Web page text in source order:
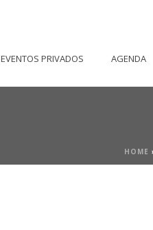
EVENTOS PRIVADOS AGENDA
HOME